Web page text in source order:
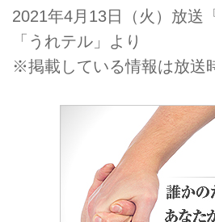
2021年4月13日（火）放送
「うれテル」より
※掲載している情報は放送